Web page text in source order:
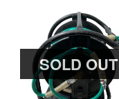
SOLD OUT